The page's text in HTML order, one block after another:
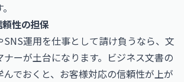
性の担保
SNS運用を仕事として請け負うなら、文
ーが土台になります。ビジネス文書の
でおくと、お客様対応の信頼性が上が